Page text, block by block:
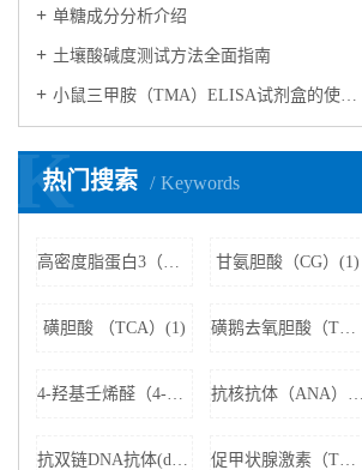
​单糖成分分析介绍
​土壤酸碱度测试方法全面指南
小鼠三甲胺（TMA）ELISA试剂盒的使用方法
热门搜索 Keywords
K
高密度脂蛋白3（HDL3）(1) 甘氨胆酸（CG）(1)
磺胆酸 （TCA）(1) 磺鹅去氧胆酸（TCDCA）(1)
4-羟基壬烯醛（4-HNE）(1) 抗核抗体（ANA）(1)
抗双链DNA抗体(dsDNA)(1) 促甲状腺激素（TSH）(1)